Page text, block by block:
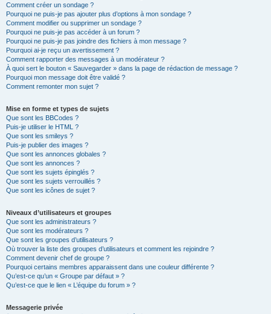
Comment créer un sondage ?
Pourquoi ne puis-je pas ajouter plus d’options à mon sondage ?
Comment modifier ou supprimer un sondage ?
Pourquoi ne puis-je pas accéder à un forum ?
Pourquoi ne puis-je pas joindre des fichiers à mon message ?
Pourquoi ai-je reçu un avertissement ?
Comment rapporter des messages à un modérateur ?
À quoi sert le bouton « Sauvegarder » dans la page de rédaction de message ?
Pourquoi mon message doit être validé ?
Comment remonter mon sujet ?
Mise en forme et types de sujets
Que sont les BBCodes ?
Puis-je utiliser le HTML ?
Que sont les smileys ?
Puis-je publier des images ?
Que sont les annonces globales ?
Que sont les annonces ?
Que sont les sujets épinglés ?
Que sont les sujets verrouillés ?
Que sont les icônes de sujet ?
Niveaux d’utilisateurs et groupes
Que sont les administrateurs ?
Que sont les modérateurs ?
Que sont les groupes d’utilisateurs ?
Où trouver la liste des groupes d’utilisateurs et comment les rejoindre ?
Comment devenir chef de groupe ?
Pourquoi certains membres apparaissent dans une couleur différente ?
Qu’est-ce qu’un « Groupe par défaut » ?
Qu’est-ce que le lien « L’équipe du forum » ?
Messagerie privée